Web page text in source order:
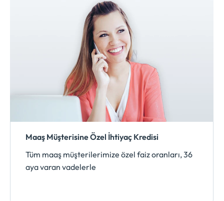
Maaş Müşterisine Özel İhtiyaç Kredisi
Tüm maaş müşterilerimize özel faiz oranları, 36
aya varan vadelerle